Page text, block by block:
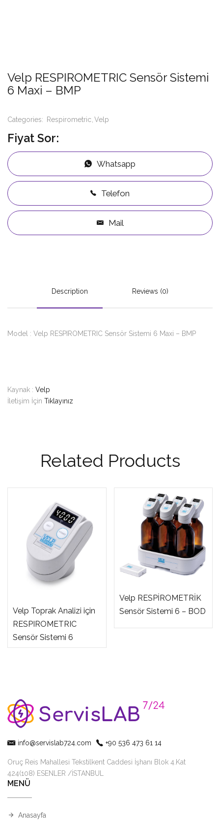
Velp RESPIROMETRIC Sensör Sistemi
6 Maxi – BMP
Categories: Respirometric Velp
Fiyat Sor:
Whatsapp
Telefon
Mail
Description Reviews (0)
Model : Velp RESPIROMETRIC Sensör Sistemi 6 Maxi – BMP
Kaynak : Velp
İletişim İçin Tıklayınız
Related Products
Velp Toprak Analizi için
RESPIROMETRIC
Sensör Sistemi 6
Velp RESPİROMETRİK
Sensör Sistemi 6 – BOD
info@servislab724.com +90 536 473 61 14
Oruç Reis Mahallesi Tekstilkent Caddesi İşhanı Blok 4.Kat
424(108) ESENLER /İSTANBUL
MENÜ
Anasayfa